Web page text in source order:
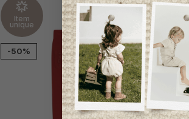
Item
unique
-50%